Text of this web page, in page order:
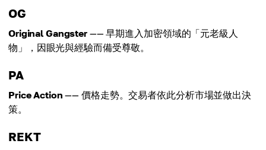
OG
Original Gangster—— 早期進入加密領域的「元老級人
物」，因眼光與經驗而備受尊敬。
PA
Price Action —— 價格走勢。交易者依此分析市場並做出決
策。
REKT